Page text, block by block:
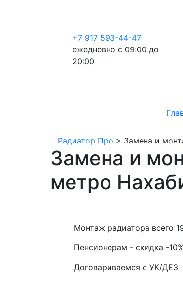
+7 917 593-44-47
ежедневно с 09:00 до
20:00
Радиатор Про > Замена и
Замена и
метро
Монтаж радиатора всего
Пенсионерам - скидка -10%
Договариваемся с УК/ДЕЗ